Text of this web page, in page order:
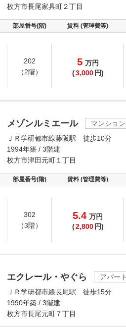
枚方市長尾家具町２丁目
部屋番号(階) 賃料 (管理費等)
202
（2階）
5 万円
(3,000 円)
メゾンルミエール
マンション
ＪＲ学研都市線藤阪駅 徒歩10分
1994年築 / 3階建
枚方市津田元町１丁目
部屋番号(階) 賃料 (管理費等)
302
（3階）
5.4 万円
(2,800 円)
エクレール・やぐら
アパー
ＪＲ学研都市線長尾駅 徒歩15分
1990年築 / 3階建
枚方市長尾元町７丁目